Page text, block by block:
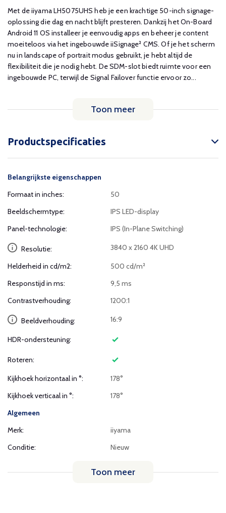
Met de iiyama LH5075UHS heb je een krachtige 50-inch signage-
oplossing die dag en nacht blijft presteren. Dankzij het On-Board
Android 11 OS installeer je eenvoudig apps en beheer je content
moeiteloos via het ingebouwde iiSignage² CMS. Of je het scherm
nu in landscape of portrait modus gebruikt, je hebt altijd de
flexibiliteit die je nodig hebt. De SDM-slot biedt ruimte voor een
ingebouwde PC, terwijl de Signal Failover functie ervoor zo...
Toon meer
Productspecificaties
Belangrijkste eigenschappen
Formaat in inches:
50
Beeldschermtype:
IPS LED-display
Panel-technologie:
IPS (In-Plane Switching)
Resolutie: 3840 x 2160 4K UHD
Helderheid in cd/m2:
500 cd/m²
Responstijd in ms:
9,5 ms
Contrastverhouding:
1200:1
Beeldverhouding: 16:9
HDR-ondersteuning:
Roteren:
Kijkhoek horizontaal in °:
178°
Kijkhoek verticaal in °:
178°
Algemeen
Merk:
iiyama
Conditie:
Nieuw
Toon meer